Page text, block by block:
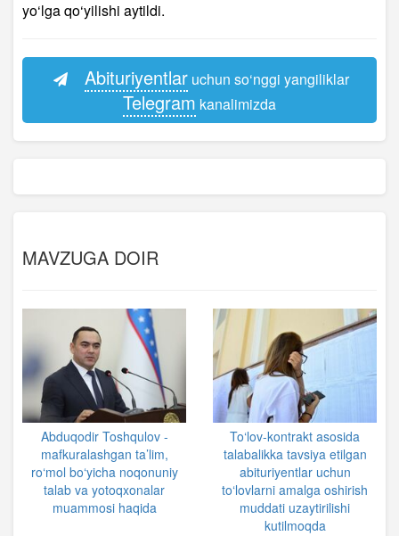
yo‘lga qo‘yilishi aytildi.
Abituriyentlaruchun so‘nggi yangiliklar
Telegram kanalimizda
MAVZUGA DOIR
Abduqodir Toshqulov -
mafkuralashgan ta’lim,
ro‘mol bo‘yicha noqonuniy
talab va yotoqxonalar
muammosi haqida
To‘lov-kontrakt asosida
talabalikka tavsiya etilgan
abituriyentlar uchun
to‘lovlarni amalga oshirish
muddati uzaytirilishi
kutilmoqda